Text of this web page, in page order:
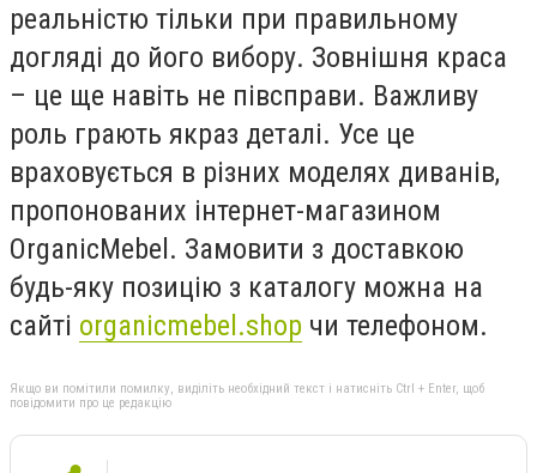
реальністю тільки при правильному
догляді до його вибору. Зовнішня краса
– це ще навіть не півсправи. Важливу
роль грають якраз деталі. Усе це
враховується в різних моделях диванів,
пропонованих інтернет-магазином
OrganicMebel. Замовити з доставкою
будь-яку позицію з каталогу можна на
сайті organicmebel.shop чи телефоном.
Якщо ви помітили помилку, виділіть необхідний текст і натисніть Ctrl + Enter, щоб
повідомити про це редакцію